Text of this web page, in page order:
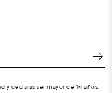
y declaras ser mayor de 16 años.